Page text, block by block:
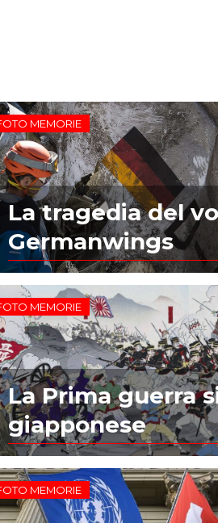
MEMORIE
La tragedia del
Germanwings
MEMORIE
La Prima guerra
giapponese
MEMORIE